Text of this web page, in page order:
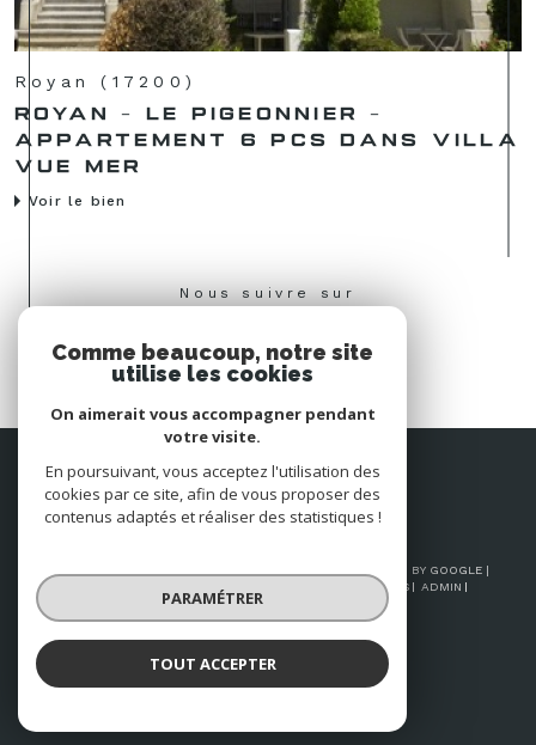
Royan (17200)
ROYAN - LE PIGEONNIER -
APPARTEMENT 6 PCS DANS VILLA
VUE MER
Voir le bien
Nous suivre sur
PROPRIÉTAIRE
Se connecter
© 2026 | TOUS DROITS RÉSERVÉS | TRADUCTION POWERED BY GOOGLE |
MENTIONS LÉGALES
ADMIN
NOS LIENS
POLITIQUE RGPD COOKIES
Comme beaucoup, notre site
utilise les cookies
On aimerait vous accompagner pendant
votre visite.
En poursuivant, vous acceptez l'utilisation des
cookies par ce site, afin de vous proposer des
contenus adaptés et réaliser des statistiques !
PARAMÉTRER
TOUT ACCEPTER